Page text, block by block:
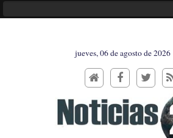
jueves, 06 de agosto de 2026